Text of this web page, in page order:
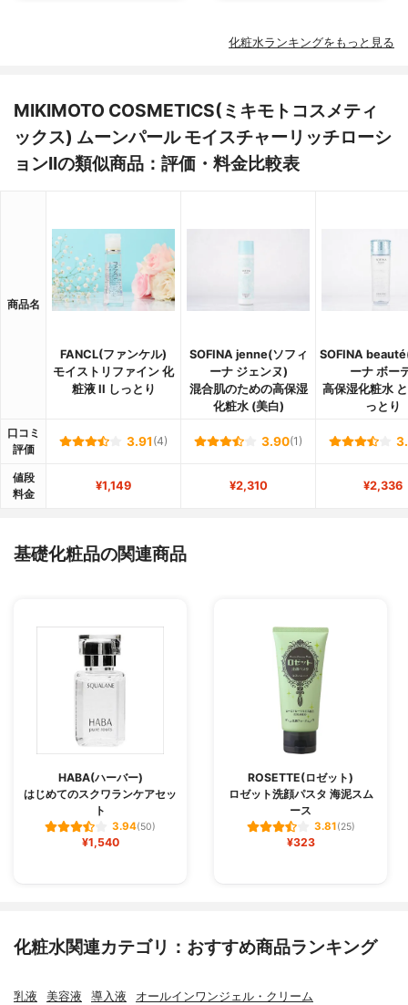
化粧水ランキングをもっと見る
MIKIMOTO COSMETICS(ミキモトコスメティ
ックス) ムーンパール モイスチャーリッチローシ
ョンIIの類似商品：評価・料金比較表
商品名
FANCL(ファンケル)
モイストリファイン 化
粧液 II しっとり
SOFINA jenne(ソフィ
ーナ ジェンヌ)
混合肌のための高保湿
化粧水 (美白)
SOFINA
ーナ ボー
高保湿化粧水
っとり
口コミ
評価
3.91 (4) 3.90(1)
値段
料金
¥1,149 ¥2,310 ¥2,336
基礎化粧品の関連商品
HABA(ハーバー)
はじめてのスクワランケアセッ
ト
3.94(50)
¥1,540
ROSETTE(ロゼット)
ロゼット洗顔パスタ 海泥スム
ース
3.81(25)
¥323
化粧水関連カテゴリ：おすすめ商品ランキング
乳液 美容液 導入液 オールインワンジェル・クリーム